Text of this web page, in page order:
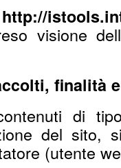
http://
visione
finalità
di
del sito,
(utente